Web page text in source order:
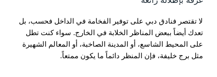
لا تقتصر فنادق دبي على توفير الفخامة في الداخل فحسب، بل
تعدك أيضاً ببعض المناظر الخلابة في الخارج. سواء كنت تطل
على المحيط الشاسع، أو المدينة الصاخبة، أو المعالم الشهيرة
مثل برج خليفة، فإن المنظر دائماً ما يكون ممتعاً.